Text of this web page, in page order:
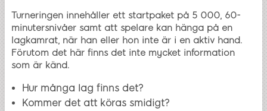
Turneringen innehåller ett startpaket på 5 000, 60-
minutersnivåer samt att spelare kan hänga på en
lagkamrat, när han eller hon inte är i en aktiv hand.
Förutom det här finns det inte mycket information
som är känd.
Hur många lag finns det?
Kommer det att köras smidigt?